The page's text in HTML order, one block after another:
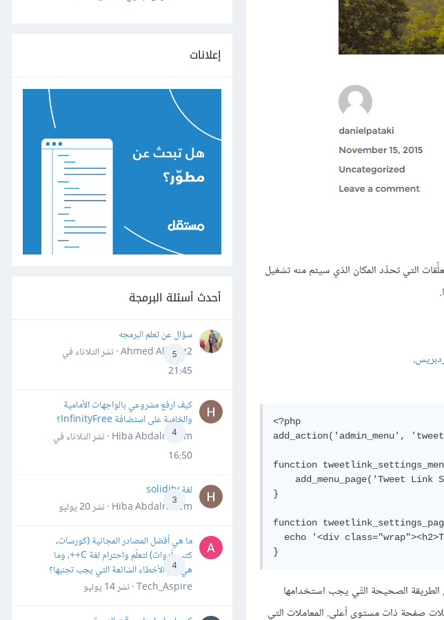
التي تحدِّد المكان الذي سيتم منه تشغيل
.
<?php
add_action('admin_menu',
function
add_menu_page('Tweet Link
}
function
echo '<div
الصحيحة التّي يجب استخدامها
صفحة ذات مستوى أعلى. المعاملات التي
إعلانات
أحدث أسئلة البرمجة
5
سؤال عن تعلم البرمجه
Ahmed Alhafiz2 · نشر
الثلاثاء في
21:45
4
كيف ارفع مشروعي بالواجهات الأمامية
والخلفية على استضافة InfinityFree؟
Hiba Abdalrheem · نشر
الثلاثاء في
16:50
3
لغة solidity
Hiba Abdalrheem · نشر
20 يوليو
4
ما هي أفضل المصادر المجانية (كورسات،
كتب، أدوات) لتعلّم واحترام لغة C++، وما
هي أهم الأخطاء الشائعة التي يجب تجنبها؟
Tech_Aspire · نشر
14 يوليو